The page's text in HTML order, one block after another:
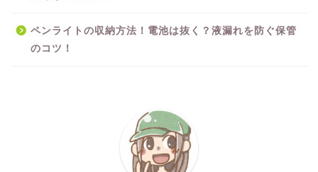
ペンライトの収納方法！電池は抜く？液漏れを防ぐ保管
のコツ！